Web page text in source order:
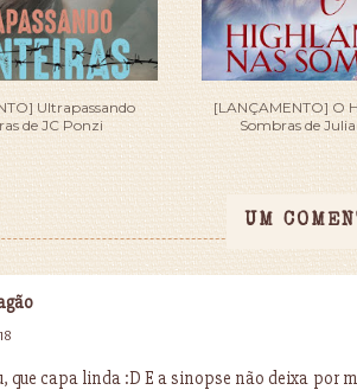
Ultrapassando
de JC Ponzi
[LANÇAMENTO] O
Sombras de
UM
que capa linda :D E a sinopse não deixa por